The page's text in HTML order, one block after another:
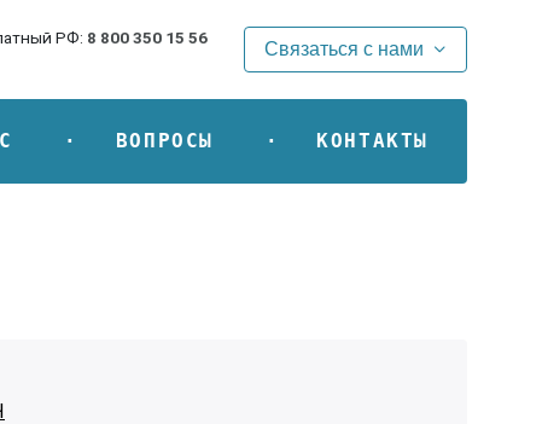
РФ: 8 800 350 15 56
Связаться с нами
ВОПРОСЫ КОНТАКТЫ